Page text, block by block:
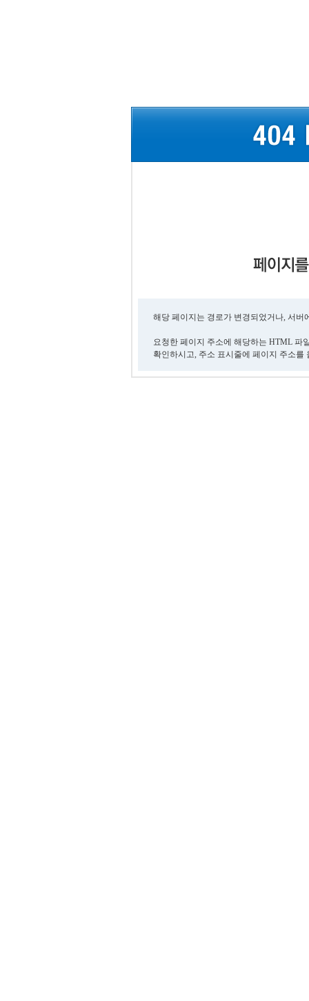
해당 페이지는 경로가 변경되었거나, 서
요청한 페이지 주소에 해당하는 HTML 파
확인하시고, 주소 표시줄에 페이지 주소